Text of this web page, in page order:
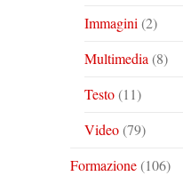
Immagini (2)
Multimedia (8)
Testo(11)
Video(79)
Formazione(106)